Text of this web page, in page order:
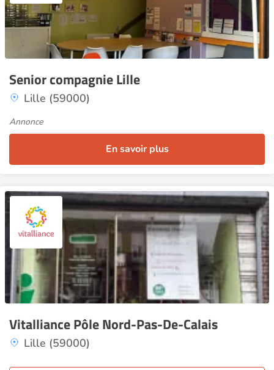
Senior compagnie Lille
Lille (59000)
Annonce
En savoir plus
Vitalliance Pôle Nord-Pas-De-Calais
Lille (59000)